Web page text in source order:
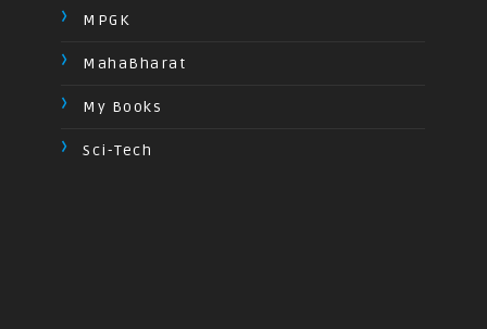
MPGK
MahaBharat
My Books
Sci-Tech